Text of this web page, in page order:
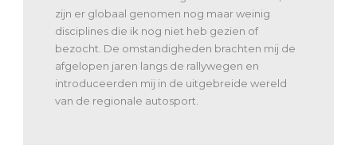
zijn er globaal genomen nog maar weinig
disciplines die ik nog niet heb gezien of
bezocht. De omstandigheden brachten mij de
afgelopen jaren langs de rallywegen en
introduceerden mij in de uitgebreide wereld
van de regionale autosport.